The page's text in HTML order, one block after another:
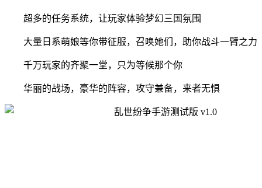
超多的任务系统，让玩家体验梦幻三国氛围
大量日系萌娘等你带征服，召唤她们，助你战斗一臂之力
千万玩家的齐聚一堂，只为等候那个你
华丽的战场，豪华的阵容，攻守兼备，来者无惧